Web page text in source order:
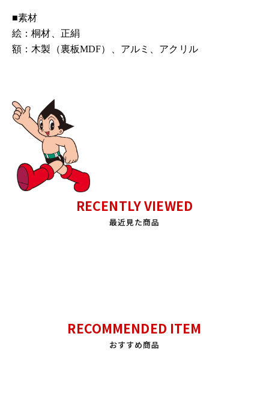
■素材
絵：桐材、正絹
額：木製（裏板MDF）、アルミ、アクリル
RECENTLY VIEWED
最近見た商品
RECOMMENDED ITEM
おすすめ商品